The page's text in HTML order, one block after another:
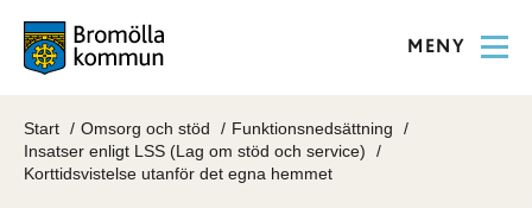
MENY
Start Omsorg och stöd
Funktionsnedsättning
Insatser enligt LSS (Lag om stöd och service)
Korttidsvistelse utanför det egna hemmet